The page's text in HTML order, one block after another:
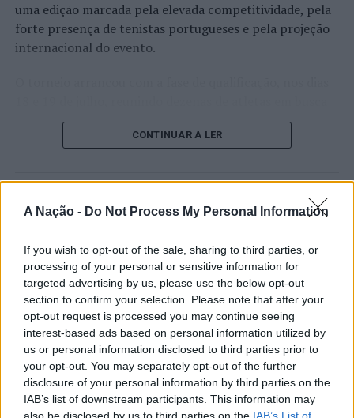
A Nação - Do Not Process My Personal Information
If you wish to opt-out of the sale, sharing to third parties, or
processing of your personal or sensitive information for
targeted advertising by us, please use the below opt-out
section to confirm your selection. Please note that after your
opt-out request is processed you may continue seeing
interest-based ads based on personal information utilized by
us or personal information disclosed to third parties prior to
your opt-out. You may separately opt-out of the further
disclosure of your personal information by third parties on the
IAB’s list of downstream participants. This information may
uma edição marcada pela elevada competitividade, pela
forte presença de tenistas portugueses e pela projeção
internacional do evento.
de um lugar no quadro principal. A cerimónia de
abertura contou com a presença do presidente da
acompanhado pelo executivo municipal, assinalando o
concelho no centro do calendário internacional do
Apesar das desistências de última hora de jogadores
como Casper Ruud (Noruega), Alejandro Davidovich
Fokina (Espanha) e Matteo Arnaldi (Itália), a prova
apresentou um quadro competitivo de elevado nível,
liderado pelo russo Andrey Rublev, primeiro cabeça de
série, pelo italiano Luciano Darderi, pelo chileno
Alejandro Tabilo e pelo belga Alexander Blockx.
Um dos momentos mais aguardados da semana foi
CONTINUAR A LER
ATUALIDADE
Internacional de Artes e Ofícios”
promete afirmar artesanato,
património e inovação como
“motores de desenvolvimento
económico e cultural” do município
português
Publicado 6 horas atrás on 07/08/2026